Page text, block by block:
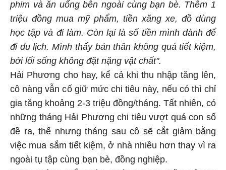
phim và ăn uống bên ngoài cùng bạn bè. Thêm 1
triệu đồng mua mỹ phẩm, tiền xăng xe, đồ dùng
học tập và đi làm. Còn lại là số tiền mình dành để
đi du lịch. Mình thấy bản thân không quá tiết kiệm,
bởi lối sống không đặt nặng vật chất".
Hải Phương cho hay, kể cả khi thu nhập tăng lên,
cô nàng vẫn cố giữ mức chi tiêu này, nếu có thì chỉ
gia tăng khoảng 2-3 triệu đồng/tháng. Tất nhiên, có
những tháng Hải Phương chi tiêu vượt quá con số
đề ra, thế nhưng tháng sau cô sẽ cắt giảm bằng
việc mua sắm tiết kiệm, ở nhà nhiều hơn thay vì ra
ngoài tụ tập cùng bạn bè, đồng nghiệp.